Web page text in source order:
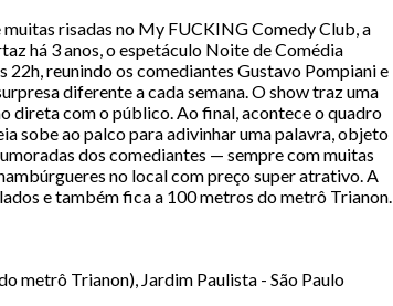
risadas no My FUCKING Comedy Club, a
há 3 anos, o espetáculo Noite de Comédia
22h, reunindo os comediantes Gustavo Pompiani e
diferente a cada semana. O show traz uma
direta com o público. Ao final, acontece o quadro
sobe ao palco para adivinhar uma palavra, objeto
dos comediantes — sempre com muitas
no local com preço super atrativo. A
e também fica a 100 metros do metrô Trianon.
metrô Trianon), Jardim Paulista - São Paulo